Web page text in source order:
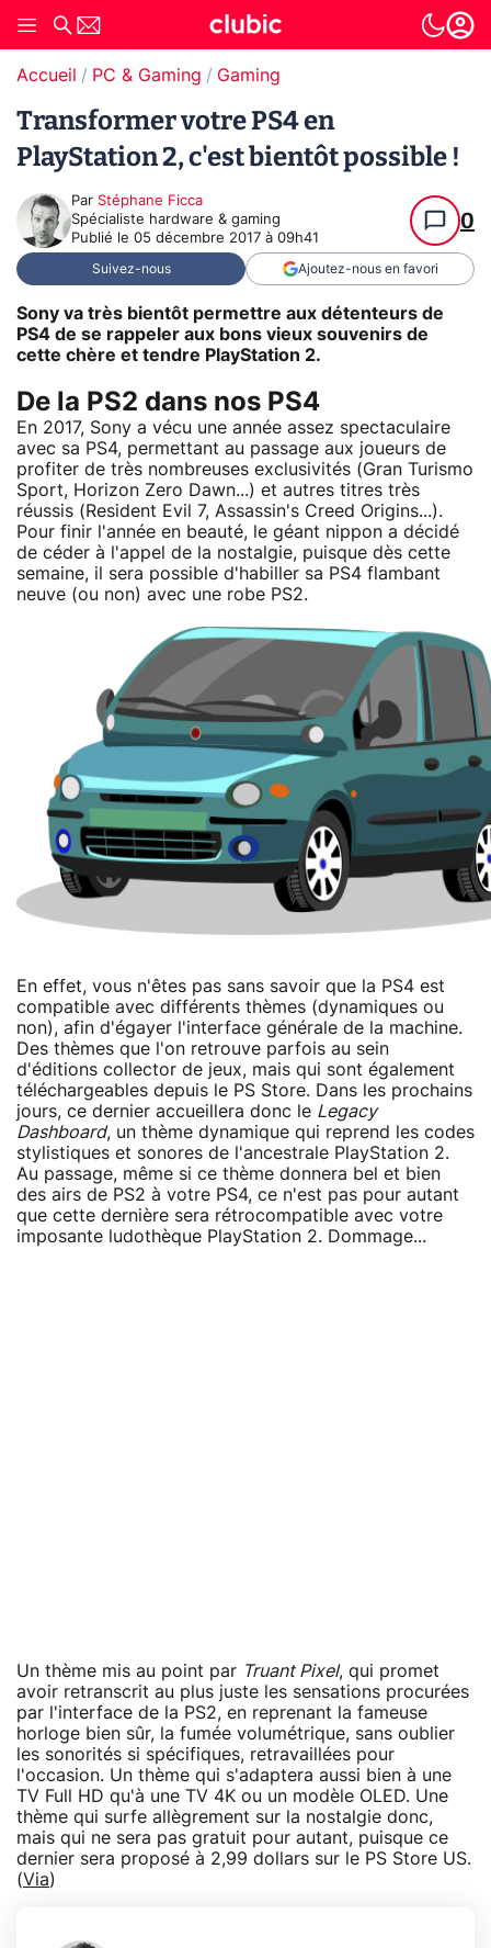
Accueil PC & Gaming Gaming
Transformer votre PS4 en
PlayStation 2, c'est bientôt possible !
Par Stéphane Ficca
Spécialiste hardware & gaming
Publié le 05 décembre 2017 à 09h41
0
Suivez-nous Ajoutez-nous en favori
Sony va très bientôt permettre aux détenteurs de
PS4 de se rappeler aux bons vieux souvenirs de
cette chère et tendre PlayStation 2.
De la PS2 dans nos PS4
En 2017, Sony a vécu une année assez spectaculaire
avec sa PS4, permettant au passage aux joueurs de
profiter de très nombreuses exclusivités (Gran Turismo
Sport, Horizon Zero Dawn...) et autres titres très
réussis (Resident Evil 7, Assassin's Creed Origins...).
Pour finir l'année en beauté, le géant nippon a décidé
de céder à l'appel de la nostalgie, puisque dès cette
semaine, il sera possible d'habiller sa PS4 flambant
neuve (ou non) avec une robe PS2.
En effet, vous n'êtes pas sans savoir que la PS4 est
compatible avec différents thèmes (dynamiques ou
non), afin d'égayer l'interface générale de la machine.
Des thèmes que l'on retrouve parfois au sein
d'éditions collector de jeux, mais qui sont également
téléchargeables depuis le PS Store. Dans les prochains
jours, ce dernier accueillera donc le Legacy
Dashboard, un thème dynamique qui reprend les codes
stylistiques et sonores de l'ancestrale PlayStation 2.
Au passage, même si ce thème donnera bel et bien
des airs de PS2 à votre PS4, ce n'est pas pour autant
que cette dernière sera rétrocompatible avec votre
imposante ludothèque PlayStation 2. Dommage...
Un thème mis au point par Truant Pixel, qui promet
avoir retranscrit au plus juste les sensations procurées
par l'interface de la PS2, en reprenant la fameuse
horloge bien sûr, la fumée volumétrique, sans oublier
les sonorités si spécifiques, retravaillées pour
l'occasion. Un thème qui s'adaptera aussi bien à une
TV Full HD qu'à une TV 4K ou un modèle OLED. Une
thème qui surfe allègrement sur la nostalgie donc,
mais qui ne sera pas gratuit pour autant, puisque ce
dernier sera proposé à 2,99 dollars sur le PS Store US.
(Via)